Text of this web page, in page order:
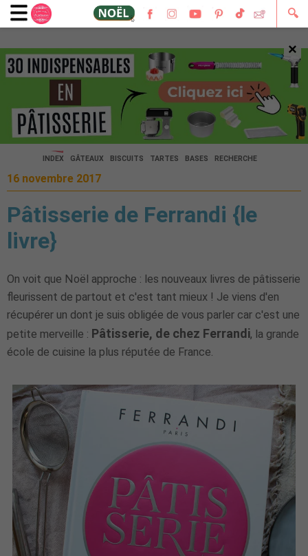
🔍
×
🔍
INDEX GÂTEAUX BISCUITS TARTES BASES RECHERCHE
16 novembre 2017
Pâtisserie de Ferrandi {le
livre}
On voit que Noël approche : les nouveaux livres de pâtisserie
fleurissent de partout et c'est tant mieux ! Je viens d'en
récupérer un dont je suis obligée de vous parler car c'est une
petite merveille : Pâtisserie, de chez Ferrandi, la grande
école de cuisine la plus réputée de France.